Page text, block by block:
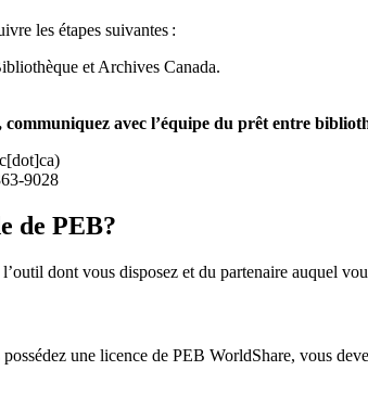
les étapes suivantes :
et Archives Canada.
communiquez avec l’équipe du prêt entre
)
9028
de PEB?
dont vous disposez et du partenaire auquel
une licence de PEB WorldShare, vous